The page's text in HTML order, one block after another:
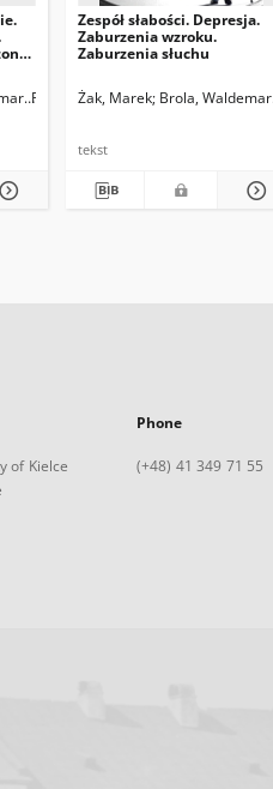
i
Rębak, Dorota
Zespół słabości. Depresja.
Zaburzenia wzroku.
Zaburzenia słuchu
Żak, Marek Brola, Waldemar
tekst
of Kielce
Phone
(+48) 41 349 71 55